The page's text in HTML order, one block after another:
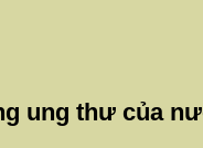
ung thư của